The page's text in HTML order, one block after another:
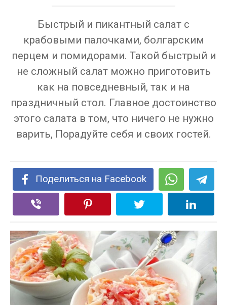
Быстрый и пикантный салат с
крабовыми палочками, болгарским
перцем и помидорами. Такой быстрый и
не сложный салат можно приготовить
как на повседневный, так и на
праздничный стол. Главное достоинство
этого салата в том, что ничего не нужно
варить, Порадуйте себя и своих гостей.
Поделиться на Facebook